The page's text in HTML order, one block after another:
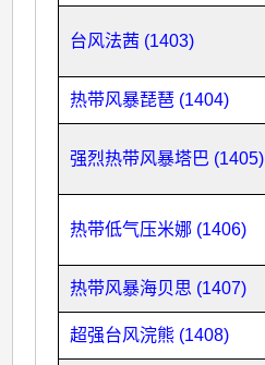
台风法茜 (1403)
热带风暴琵琶 (1404)
强烈热带风暴塔巴 (1405)
热带低气压米娜 (1406)
热带风暴海贝思 (1407)
超强台风浣熊 (1408)